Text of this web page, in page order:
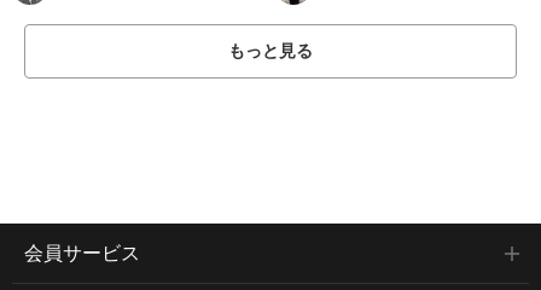
もっと見る
会員サービス